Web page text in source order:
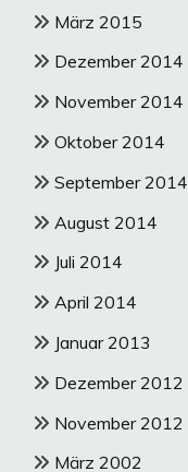
März 2015
Dezember 2014
November 2014
Oktober 2014
September 2014
August 2014
Juli 2014
April 2014
Januar 2013
Dezember 2012
November 2012
März 2002